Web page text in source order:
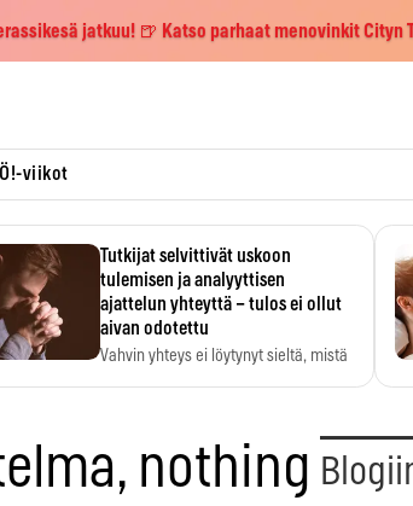
jatkuu! 🍺 Katso parhaat menovinkit Cityn
viikot
Tutkijat selvittivät uskoon
tulemisen ja analyyttisen
ajattelun yhteyttä – tulos ei ollut
aivan odotettu
Vahvin yhteys ei löytynyt sieltä, mistä
nothing